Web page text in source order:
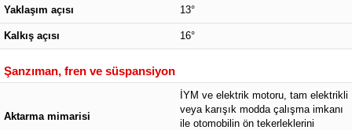
Yaklaşım açısı 13°
Kalkış açısı 16°
Şanzıman, fren ve süspansiyon
Aktarma mimarisi
İYM ve elektrik motoru, tam elektrikli
veya karışık modda çalışma imkanı
ile otomobilin ön tekerleklerini